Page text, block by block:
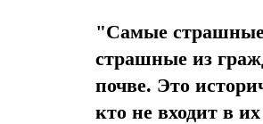
"Самые
страшные из
почве. Это
кто не входит в